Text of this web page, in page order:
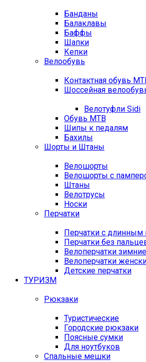
Банданы
Балаклавы
Баффы
Шапки
Кепки
Велообувь
Контактная обувь
Шоссейная
Велотуфли Sidi
Обувь MTB
Шипы к педалям
Бахилы
Шорты и Штаны
Велошорты
Велошорты с
Штаны
Велотрусы
Носки
Перчатки
Перчатки с длинным
Перчатки без
Велоперчатки зимние
Велоперчатки
Детские перчатки
ТУРИЗМ
Рюкзаки
Туристические
Городские рюкзаки
Поясные сумки
Для ноутбуков
Спальные мешки